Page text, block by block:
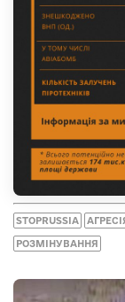
STOPRUSSIA
РОЗМІНУВАННЯ